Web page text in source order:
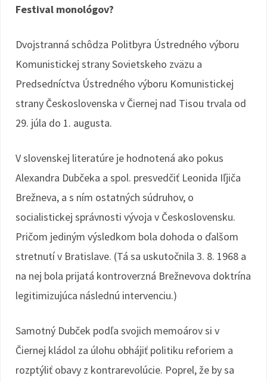
Festival monológov?
Dvojstranná schôdza Politbyra Ústredného výboru
Komunistickej strany Sovietskeho zväzu a
Predsedníctva Ústredného výboru Komunistickej
strany Československa v Čiernej nad Tisou trvala od
29. júla do 1. augusta.
V slovenskej literatúre je hodnotená ako pokus
Alexandra Dubčeka a spol. presvedčiť Leonida Iľjiča
Brežneva, a s ním ostatných súdruhov, o
socialistickej správnosti vývoja v Československu.
Pričom jediným výsledkom bola dohoda o ďalšom
stretnutí v Bratislave. (Tá sa uskutočnila 3. 8. 1968 a
na nej bola prijatá kontroverzná Brežnevova doktrína
legitimizujúca následnú intervenciu.)
Samotný Dubček podľa svojich memoárov si v
Čiernej kládol za úlohu obhájiť politiku reforiem a
rozptýliť obavy z kontrarevolúcie. Poprel, že by sa